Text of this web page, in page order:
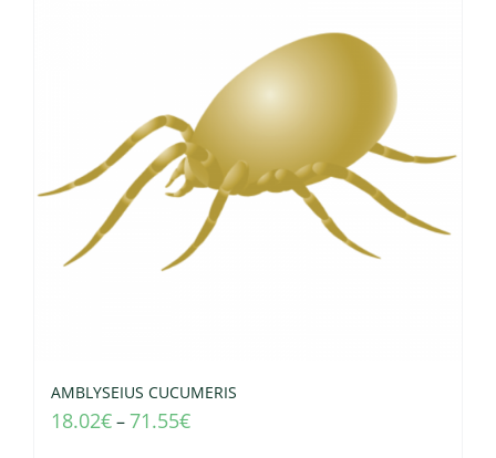
AMBLYSEIUS CUCUMERIS
18.02€–71.55€